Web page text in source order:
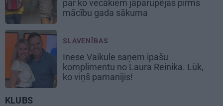
par ko vecākiem jāparūpējas pirms
mācību gada sākuma
SLAVENĪBAS
Inese Vaikule saņem īpašu
komplimentu no Laura Reinika. Lūk,
ko viņš pamanījis!
KLUBS